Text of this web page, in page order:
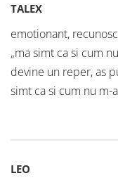
TALEX
emotionant, recunosc
„ma simt ca si cum
devine un reper, as
simt ca si cum nu m-
LEO